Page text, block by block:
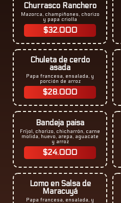
Churrasco Ranchero
Mazorca, champiñones, chorizo
y papa criolla
$32.000
Chuleta de cerdo
asada
Papa francesa, ensalada, y
porción de arroz
$28.000
Bandeja paisa
Fríjol, chorizo, chicharrón, carne
molida, huevo, arepa, aguacate
y arroz
$24.000
Lomo en Salsa de
Maracuyá
Papa francesa, ensalada, y